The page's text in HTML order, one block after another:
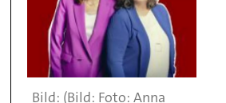
(Bild: Foto: Anna